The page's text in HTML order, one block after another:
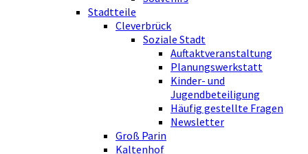
Stadtteile
Cleverbrück
Soziale Stadt
Auftaktveranstaltung
Planungswerkstatt
Kinder- und
Jugendbeteiligung
Häufig gestellte Fragen
Newsletter
Groß Parin
Kaltenhof